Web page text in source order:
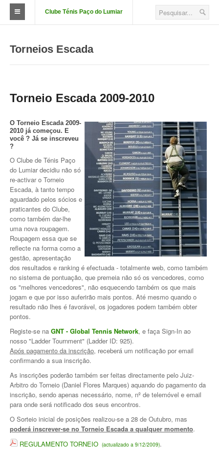
Clube Ténis Paço do Lumiar
FAÇA-SE SÓCIO
Aluguer de Campos
Estatutos
Descontos e Parcerias
Localização
Fotos das Instalações
Jogar em Terra Batida
Boas Práticas, Bons Jogos
Regras do Ténis
Links Úteis
Azinhaga da Fonte Velha 32 Paço do Lumiar - Lisboa 1600-461
geral.ctpl@gmail.com
965486199 - incluindoMarcação de Courts
Enviar E-mail através de Formulário
Escola
Torneios
Torneios Sociais
Torneios Escada
Torneio Escada 2009-2010
O Torneio Escada 2009-
2010 já começou. E
você ? Já se inscreveu
?
O Clube de Ténis Paço
do Lumiar decidiu não só
re-activar o Torneio
Escada, à tanto tempo
aguardado pelos sócios e
praticantes do Clube,
como também dar-lhe
uma nova roupagem.
Roupagem essa que se
reflecte na forma como a
gestão, apresentação
dos resultados e ranking é efectuada - totalmente web, como também
no sistema de pontuação, que premeia não só os vencedores, como
os "melhores vencedores", não esquecendo também os que mais
jogam e que por isso auferirão mais pontos. Até mesmo quando o
resultado não lhes é favorável, os jogadores podem também obter
pontos.
Registe-se na GNT - Global Tennis Network, e faça Sign-In ao
nosso "Ladder Tournment" (Ladder ID: 925).
Após pagamento da inscrição, receberá um notificação por email
confirmando a sua inscrição.
As inscrições poderão também ser feitas directamente pelo Juiz-
Arbitro do Torneio (Daniel Flores Marques) aquando do pagamento da
inscrição, sendo apenas necessário, nome, nº de telemóvel e email
para onde será notificado dos seus encontros.
O Sorteio inicial de posições realizou-se a 28 de Outubro, mas
poderá inscrever-se no Torneio Escada a qualquer momento.
REGULAMENTO TORNEIO (actualizado a 9/12/2009).